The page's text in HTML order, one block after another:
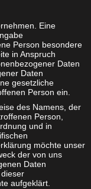
Eine
Person besondere
in Anspruch
Daten
Daten
gesetzliche
Person ein.
des Namens, der
Person,
und in
möchte unser
der von uns
Daten
aufgeklärt.